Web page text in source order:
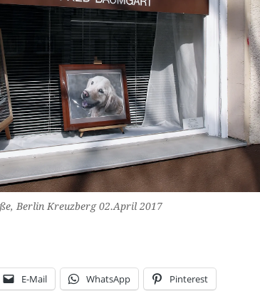
Berlin Kreuzberg 02.April 2017
E-Mail WhatsApp Pinterest